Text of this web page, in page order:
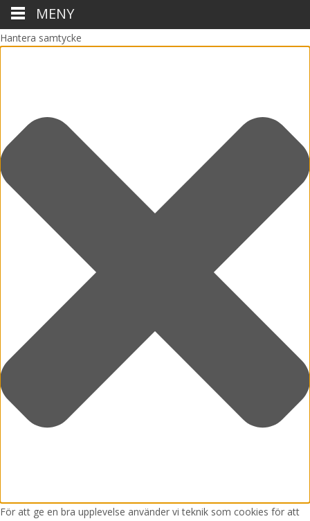
Hantera samtycke
För att ge en bra upplevelse använder vi teknik som cookies för att
MENY